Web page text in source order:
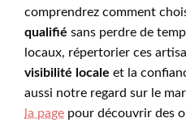
comprendrez comment
qualifié sans perdre de
locaux, répertorier ces
visibilité locale et la
aussi notre regard sur le
la page pour découvrir des